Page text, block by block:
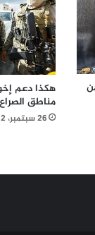
هكذا دعم
مناطق الصراع
26 سبتمبر، 2022